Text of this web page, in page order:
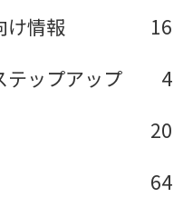
け情報
16
テップアップ
4
20
64